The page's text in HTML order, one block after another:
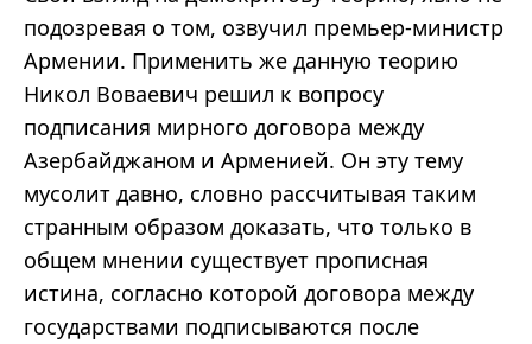
подозревая о том, озвучил премьер-министр
Армении. Применить же данную теорию
Никол Воваевич решил к вопросу
подписания мирного договора между
Азербайджаном и Арменией. Он эту тему
мусолит давно, словно рассчитывая таким
странным образом доказать, что только в
общем мнении существует прописная
истина, согласно которой договора между
государствами подписываются после